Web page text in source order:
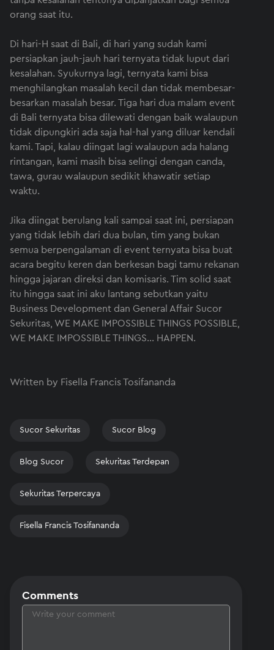
orang saat itu.
Di hari-H saat di Bali, di hari yang sudah kami
persiapkan jauh-jauh hari ternyata tidak luput dari
kesalahan. Syukurnya lagi, ternyata kami bisa
menghilangkan masalah kecil dan tidak membesar-
besarkan masalah besar. Tiga hari dua malam event
di Bali ternyata bisa dilewati dengan baik walaupun
tidak dipungkiri ada saja hal-hal yang diluar kendali
kami. Tapi, kalau diingat lagi walaupun ada halang
rintangan, kami masih bisa selingi dengan canda,
tawa, gurau walaupun sedikit khawatir setiap
waktu.
Jika diingat berulang kali sampai saat ini, persiapan
yang tidak lebih dari dua bulan, tim yang bukan
semua berpengalaman di event ternyata bisa buat
acara begitu keren dan berkesan bagi tamu rekanan
hingga jajaran direksi dan komisaris. Tim solid saat
itu hingga saat ini aku lantang sebutkan yaitu
Business Development dan General Affair Sucor
Sekuritas, WE MAKE IMPOSSIBLE THINGS POSSIBLE,
WE MAKE IMPOSSIBLE THINGS... HAPPEN.
Written by Fisella Francis Tosifananda
Sucor Sekuritas Sucor Blog
Blog Sucor Sekuritas Terdepan
Sekuritas Terpercaya
Fisella Francis Tosifananda
Comments